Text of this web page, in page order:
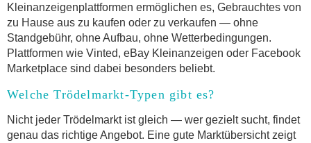
Kleinanzeigenplattformen ermöglichen es, Gebrauchtes von
zu Hause aus zu kaufen oder zu verkaufen — ohne
Standgebühr, ohne Aufbau, ohne Wetterbedingungen.
Plattformen wie Vinted, eBay Kleinanzeigen oder Facebook
Marketplace sind dabei besonders beliebt.
Welche Trödelmarkt-Typen gibt es?
Nicht jeder Trödelmarkt ist gleich — wer gezielt sucht, findet
genau das richtige Angebot. Eine gute Marktübersicht zeigt